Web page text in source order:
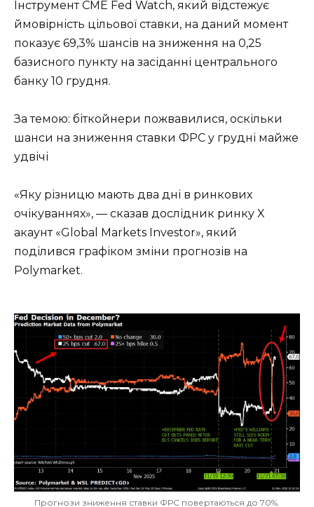
Інструмент CME Fed Watch, який відстежує
ймовірність цільової ставки, на даний момент
показує 69,3% шансів на зниження на 0,25
базисного пункту на засіданні центрального
банку 10 грудня.
За темою: біткойнери пожвавилися, оскільки
шанси на зниження ставки ФРС у грудні майже
удвічі
«Яку різницю мають два дні в ринкових
очікуваннях», — сказав дослідник ринку X
акаунт «Global Markets Investor», який
поділився графіком зміни прогнозів на
Polymarket.
Прогнози зниження ставки ФРС повертаються до 70%.